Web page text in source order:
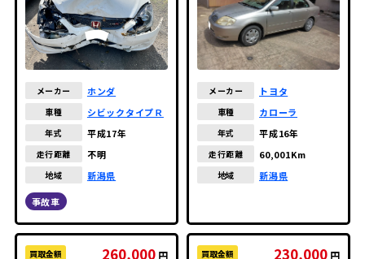
メーカー ホンダ
車種 シビックタイプＲ
年式 平成17年
走行距離 不明
地域 新潟県
事故車
メーカー トヨタ
車種 カローラ
年式 平成16年
走行距離 60,001Km
地域 新潟県
買取金額 260,000 円 買取金額 230,000 円